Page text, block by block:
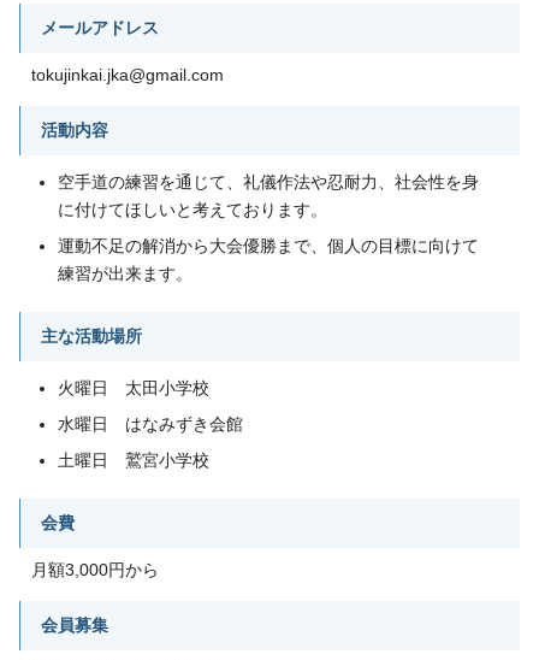
メールアドレス
tokujinkai.jka@gmail.com
活動内容
空手道の練習を通じて、礼儀作法や忍耐力、社会性を身
に付けてほしいと考えております。
運動不足の解消から大会優勝まで、個人の目標に向けて
練習が出来ます。
主な活動場所
火曜日 太田小学校
水曜日 はなみずき会館
土曜日 鷲宮小学校
会費
月額3,000円から
会員募集